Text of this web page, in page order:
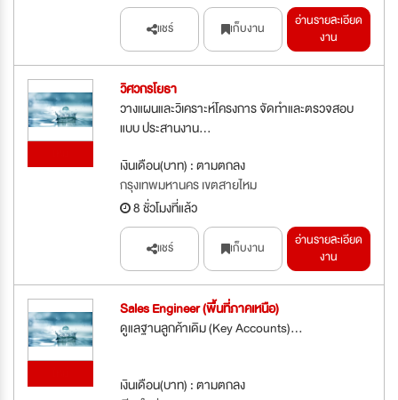
แชร์ เก็บงาน
อ่านรายละเอียด
งาน
วิศวกรโยธา
วางแผนและวิเคราะห์โครงการ จัดทำและตรวจสอบ
แบบ ประสานงาน...
เงินเดือน(บาท) : ตามตกลง
กรุงเทพมหานคร เขตสายไหม
8 ชั่วโมงที่แล้ว
แชร์ เก็บงาน
อ่านรายละเอียด
งาน
Sales Engineer (พื้นที่ภาคเหนือ)
ดูแลฐานลูกค้าเดิม (Key Accounts)...
เงินเดือน(บาท) : ตามตกลง